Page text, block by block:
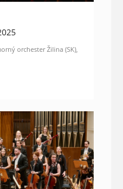
orchester Žilina (SK),